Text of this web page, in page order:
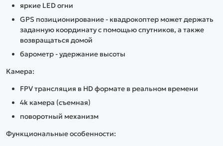
яркие LED огни
GPS позиционирование - квадрокоптер может держать
заданную координату с помощью спутников, а также
возвращаться домой
барометр - удержание высоты
Камера:
FPV трансляция в HD формате в реальном времени
4k камера (съемная)
поворотный механизм
Функциональные особенности: